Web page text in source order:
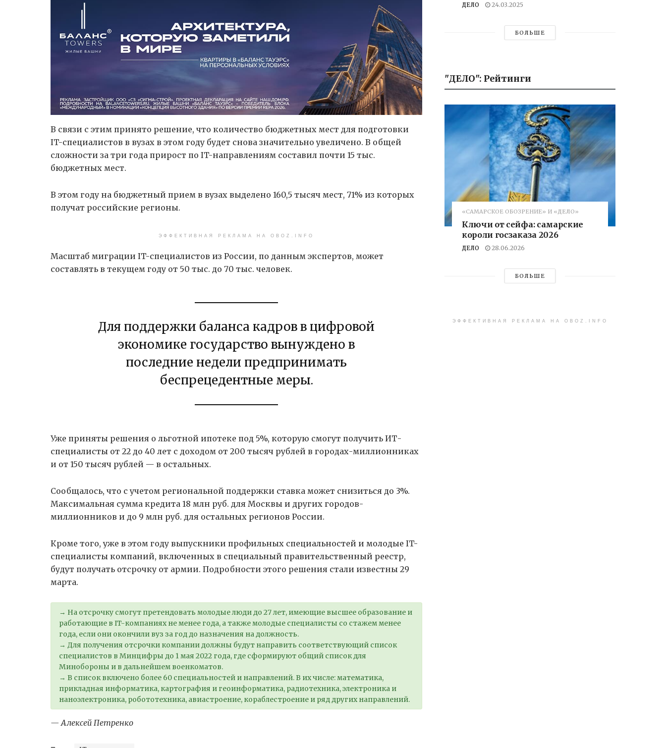
В связи с этим принято решение, что количество бюджетных мест для подготовки
IT-специалистов в вузах в этом году будет снова значительно увеличено. В общей
сложности за три года прирост по IT-направлениям составил почти 15 тыс.
бюджетных мест.
В этом году на бюджетный прием в вузах выделено 160,5 тысяч мест, 71% из которых
получат российские регионы.
ЭФФЕКТИВНАЯ РЕКЛАМА НА OBOZ.INFO
Масштаб миграции IT-специалистов из России, по данным экспертов, может
составлять в текущем году от 50 тыс. до 70 тыс. человек.
Для поддержки баланса кадров в цифровой
экономике государство вынуждено в
последние недели предпринимать
беспрецедентные меры.
Уже приняты решения о льготной ипотеке под 5%, которую смогут получить ИТ-
специалисты от 22 до 40 лет с доходом от 200 тысяч рублей в городах-миллионниках
и от 150 тысяч рублей — в остальных.
Сообщалось, что с учетом региональной поддержки ставка может снизиться до 3%.
Максимальная сумма кредита 18 млн руб. для Москвы и других городов-
миллионников и до 9 млн руб. для остальных регионов России.
Кроме того, уже в этом году выпускники профильных специальностей и молодые IT-
специалисты компаний, включенных в специальный правительственный реестр,
будут получать отсрочку от армии. Подробности этого решения стали известны 29
марта.
→ На отсрочку смогут претендовать молодые люди до 27 лет, имеющие высшее образование и
работающие в IT-компаниях не менее года, а также молодые специалисты со стажем менее
года, если они окончили вуз за год до назначения на должность.
→ Для получения отсрочки компании должны будут направить соответствующий список
специалистов в Минцифры до 1 мая 2022 года, где сформируют общий список для
Минобороны и в дальнейшем военкоматов.
→ В список включено более 60 специальностей и направлений. В их числе: математика,
прикладная информатика, картография и геоинформатика, радиотехника, электроника и
наноэлектроника, робототехника, авиастроение, кораблестроение и ряд других направлений.
— Алексей Петренко
ДЕЛО 24.03.2025
БОЛЬШЕ
"ДЕЛО": Рейтинги
«САМАРСКОЕ ОБОЗРЕНИЕ» И «ДЕЛО»
Ключи от сейфа: самарские
короли госзаказа 2026
ДЕЛО 28.06.2026
БОЛЬШЕ
ЭФФЕКТИВНАЯ РЕКЛАМА НА OBOZ.INFO